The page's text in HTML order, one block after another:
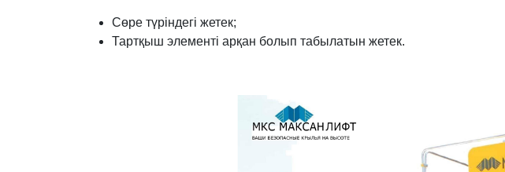
Сөре түріндегі жетек;
Тартқыш элементі арқан болып табылатын жетек.